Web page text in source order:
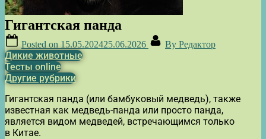
Гигантская панда
Posted on 15.05.202425.06.2026 By Редактор
Дикие животные
Тесты online
Другие рубрики
Гигантская панда (или бамбуковый медведь), также
известная как медведь-панда или просто панда,
является видом медведей, встречающимся только
в Китае.